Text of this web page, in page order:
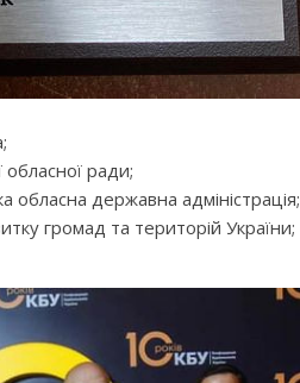
ради;
обласна державна адміністрація;
громад та територій України;